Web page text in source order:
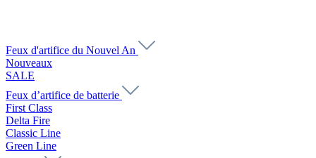
Feux d'artifice du Nouvel An
Nouveaux
SALE
Feux d’artifice de batterie
First Class
Delta Fire
Classic Line
Green Line